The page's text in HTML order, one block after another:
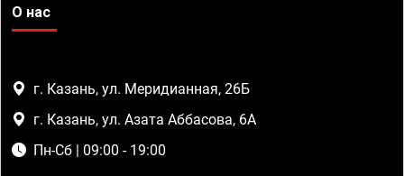
О нас
г. Казань, ул. Меридианная, 26Б
г. Казань, ул. Азата Аббасова, 6А
Пн-Сб | 09:00 - 19:00